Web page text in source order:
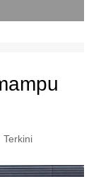
Terkini